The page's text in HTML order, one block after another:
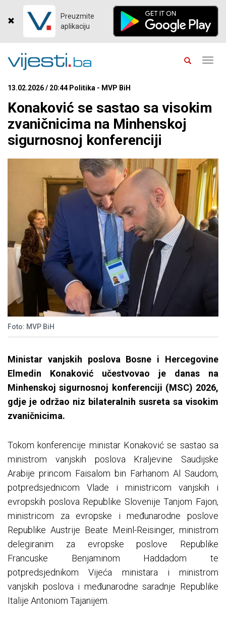
Preuzmite
aplikaciju
13.02.2026 / 20:44 Politika - MVP BiH
Konaković se sastao sa visokim
zvaničnicima na Minhenskoj
sigurnosnoj konferenciji
Foto: MVP BiH
Ministar vanjskih poslova Bosne i Hercegovine
Elmedin Konaković učestvovao je danas na
Minhenskoj sigurnosnoj konferenciji (MSC) 2026,
gdje je održao niz bilateralnih susreta sa visokim
zvaničnicima.
Tokom konferencije ministar Konaković se sastao sa
ministrom vanjskih poslova Kraljevine Saudijske
Arabije princom Faisalom bin Farhanom Al Saudom,
potpredsjednicom Vlade i ministricom vanjskih i
evropskih poslova Republike Slovenije Tanjom Fajon,
ministricom za evropske i međunarodne poslove
Republike Austrije Beate Meinl-Reisinger, ministrom
delegiranim za evropske poslove Republike
Francuske Benjaminom Haddadom te
potpredsjednikom Vijeća ministara i ministrom
vanjskih poslova i međunarodne saradnje Republike
Italije Antoniom Tajanijem.